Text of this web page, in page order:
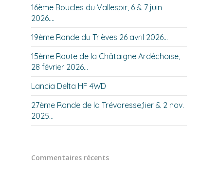
16ème Boucles du Vallespir, 6 & 7 juin
2026….
19ème Ronde du Trièves 26 avril 2026…
15ème Route de la Châtaigne Ardéchoise,
28 février 2026…
Lancia Delta HF 4WD
27ème Ronde de la Trévaresse,1ier & 2 nov.
2025…
Commentaires récents